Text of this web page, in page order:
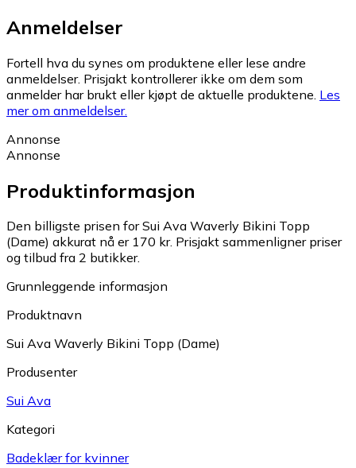
Anmeldelser
Fortell hva du synes om produktene eller lese andre
anmeldelser. Prisjakt kontrollerer ikke om dem som
anmelder har brukt eller kjøpt de aktuelle produktene. Les
mer om anmeldelser.
Annonse
Annonse
Produktinformasjon
Den billigste prisen for Sui Ava Waverly Bikini Topp
(Dame) akkurat nå er 170 kr. Prisjakt sammenligner priser
og tilbud fra 2 butikker.
Grunnleggende informasjon
Produktnavn
Sui Ava Waverly Bikini Topp (Dame)
Produsenter
Sui Ava
Kategori
Badeklær for kvinner